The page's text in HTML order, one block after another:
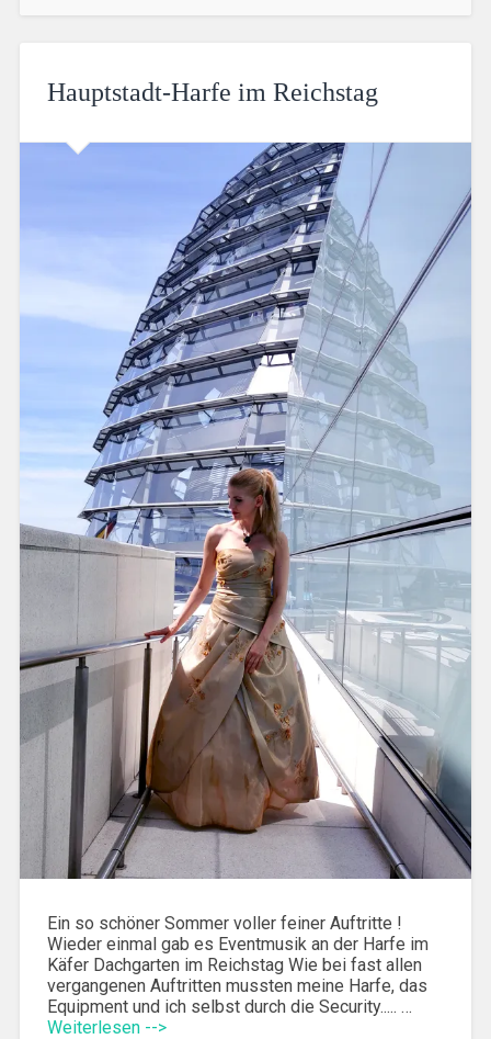
Hauptstadt-Harfe im Reichstag
Ein so schöner Sommer voller feiner Auftritte !
Wieder einmal gab es Eventmusik an der Harfe im
Käfer Dachgarten im Reichstag Wie bei fast allen
vergangenen Auftritten mussten meine Harfe, das
Equipment und ich selbst durch die Security..... …
Weiterlesen -->